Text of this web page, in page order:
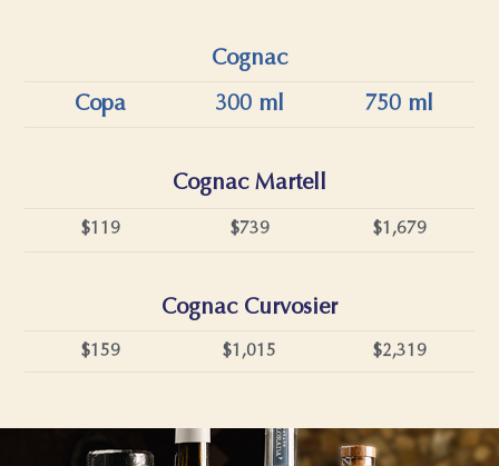
Cognac
Copa 300 ml 750 ml
Cognac Martell
$119 $739 $1,679
Cognac Curvosier
$159 $1,015 $2,319